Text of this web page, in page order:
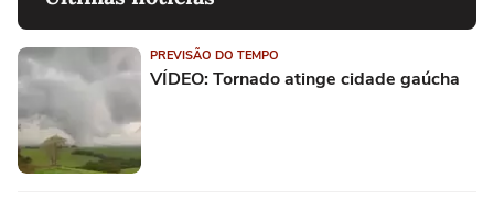
PREVISÃO DO TEMPO
VÍDEO: Tornado atinge cidade gaúcha